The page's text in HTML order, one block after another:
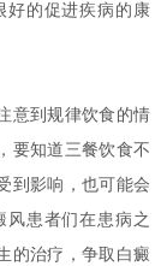
好的促进疾病的康
到规律饮食的情
要知道三餐饮食不
到影响，也可能会
风患者们在患病之
的治疗，争取白癜